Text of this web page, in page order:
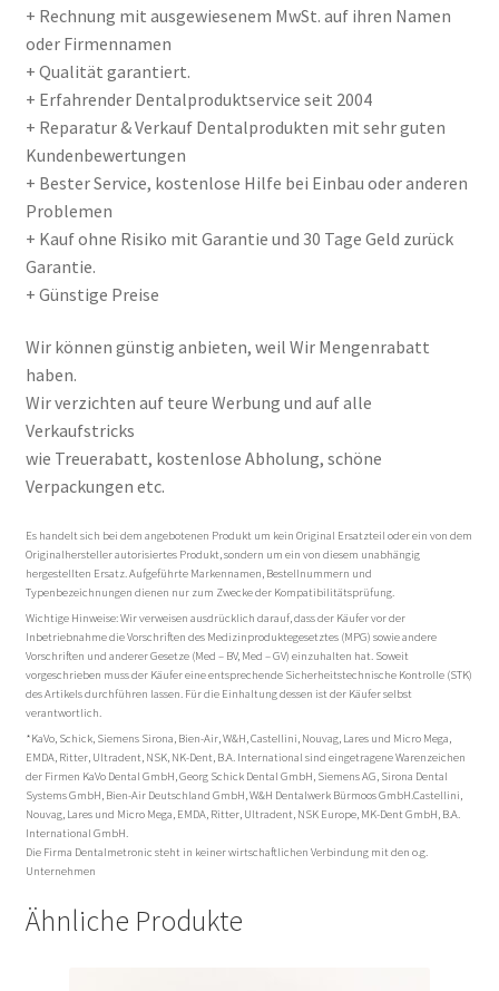
+ Rechnung mit ausgewiesenem MwSt. auf ihren Namen
oder Firmennamen
+ Qualität garantiert.
+ Erfahrender Dentalproduktservice seit 2004
+ Reparatur & Verkauf Dentalprodukten mit sehr guten
Kundenbewertungen
+ Bester Service, kostenlose Hilfe bei Einbau oder anderen
Problemen
+ Kauf ohne Risiko mit Garantie und 30 Tage Geld zurück
Garantie.
+ Günstige Preise
Wir können günstig anbieten, weil Wir Mengenrabatt
haben.
Wir verzichten auf teure Werbung und auf alle
Verkaufstricks
wie Treuerabatt, kostenlose Abholung, schöne
Verpackungen etc.
Es handelt sich bei dem angebotenen Produkt um kein Original Ersatzteil oder ein von dem
Originalhersteller autorisiertes Produkt, sondern um ein von diesem unabhängig
hergestellten Ersatz. Aufgeführte Markennamen, Bestellnummern und
Typenbezeichnungen dienen nur zum Zwecke der Kompatibilitätsprüfung.
Wichtige Hinweise: Wir verweisen ausdrücklich darauf, dass der Käufer vor der
Inbetriebnahme die Vorschriften des Medizinproduktegesetztes (MPG) sowie andere
Vorschriften und anderer Gesetze (Med – BV, Med – GV) einzuhalten hat. Soweit
vorgeschrieben muss der Käufer eine entsprechende Sicherheitstechnische Kontrolle (STK)
des Artikels durchführen lassen. Für die Einhaltung dessen ist der Käufer selbst
verantwortlich.
*KaVo, Schick, Siemens Sirona, Bien-Air, W&H, Castellini, Nouvag, Lares und Micro Mega,
EMDA, Ritter, Ultradent, NSK, NK-Dent, B.A. International sind eingetragene Warenzeichen
der Firmen KaVo Dental GmbH, Georg Schick Dental GmbH, Siemens AG, Sirona Dental
Systems GmbH, Bien-Air Deutschland GmbH, W&H Dentalwerk Bürmoos GmbH.Castellini,
Nouvag, Lares und Micro Mega, EMDA, Ritter, Ultradent, NSK Europe, MK-Dent GmbH, B.A.
International GmbH.
Die Firma Dentalmetronic steht in keiner wirtschaftlichen Verbindung mit den o.g.
Unternehmen
Ähnliche Produkte